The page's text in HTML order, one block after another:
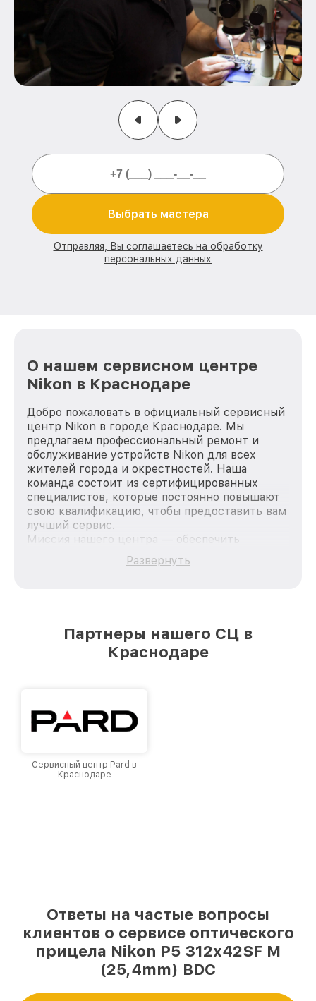
Выбрать мастера
Отправляя, Вы соглашаетесь на обработку
персональных данных
О нашем сервисном центре
Nikon в Краснодаре
Добро пожаловать в официальный сервисный
центр Nikon в городе Краснодаре. Мы
предлагаем профессиональный ремонт и
обслуживание устройств Nikon для всех
жителей города и окрестностей. Наша
команда состоит из сертифицированных
специалистов, которые постоянно повышают
свою квалификацию, чтобы предоставить вам
лучший сервис.
Миссия нашего центра — обеспечить
качественный и доступный ремонт для
каждого пользователя продукции Nikon, вне
лучшим сервисным центром Nikon в городе
Краснодаре, постоянно повышая уровень
Развернуть
Партнеры нашего СЦ в
Краснодаре
Сервисный центр Pard в
Краснодаре
Ответы на частые вопросы
клиентов о сервисе оптического
прицела Nikon P5 312x42SF M
(25,4mm) BDC